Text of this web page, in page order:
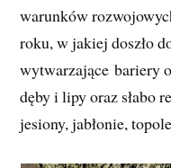
warunków
roku, w jakiej doszło
wytwarzające bariery
dęby i lipy oraz słabo
jesiony, jabłonie,